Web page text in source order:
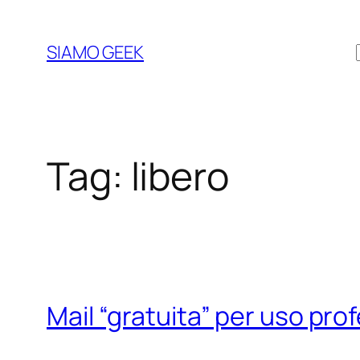
contenuto
SIAMO GEEK
Tag: libero
Mail “gratuita” per uso